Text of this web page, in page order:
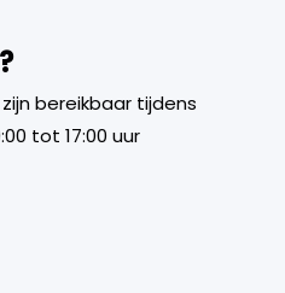
bereikbaar tijdens
tot 17:00 uur